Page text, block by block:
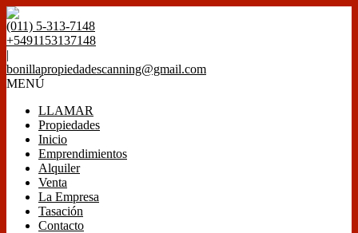
(011) 5-313-7148
+5491153137148
|
bonillapropiedadescanning@gmail.com
MENÚ
LLAMAR
Propiedades
Inicio
Emprendimientos
Alquiler
Venta
La Empresa
Tasación
Contacto